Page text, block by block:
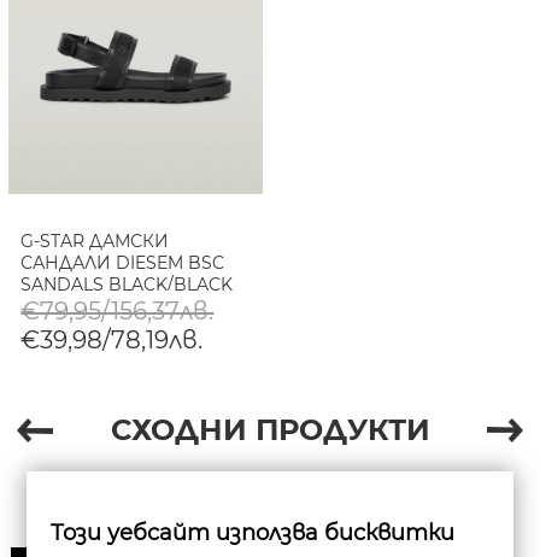
G-STAR ДАМСКИ
САНДАЛИ DIESEM BSC
SANDALS BLACK/BLACK
€79,95/156,37лв.
€39,98/78,19лв.
СХОДНИ ПРОДУКТИ
Този уебсайт използва бисквитки